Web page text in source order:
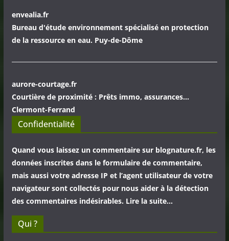
envealia.fr
Bureau d'étude environnement spécialisé en protection
de la ressource en eau. Puy-de-Dôme
aurore-courtage.fr
Courtière de proximité : Prêts immo, assurances...
Clermont-Ferrand
Confidentialité
Quand vous laissez un commentaire sur blognature.fr, les
données inscrites dans le formulaire de commentaire,
mais aussi votre adresse IP et l’agent utilisateur de votre
navigateur sont collectés pour nous aider à la détection
des commentaires indésirables. Lire la suite…
Qui ?